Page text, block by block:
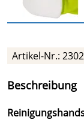
Artikel-Nr.:
Beschreibung